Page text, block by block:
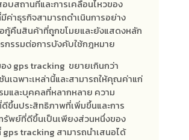
บสถานที่และการเคลื่อนไหวของ
าธุรกิจสามารถดำเนินการอย่าง
กู้คืนสินค้าที่ถูกขโมยและยังแสดงหลัก
กรรมต่อการบังคับใช้กฎหมาย
ง gps tracking ขยายเกินกว่า
เฉพาะเหล่านี้และสามารถให้คุณค่าแก่
มและบุคคลที่หลากหลาย ความ
ขึ้นประสิทธิภาพที่เพิ่มขึ้นและการ
รัพย์ที่ดีขึ้นเป็นเพียงส่วนหนึ่งของ
gps tracking สามารถนำเสนอได้